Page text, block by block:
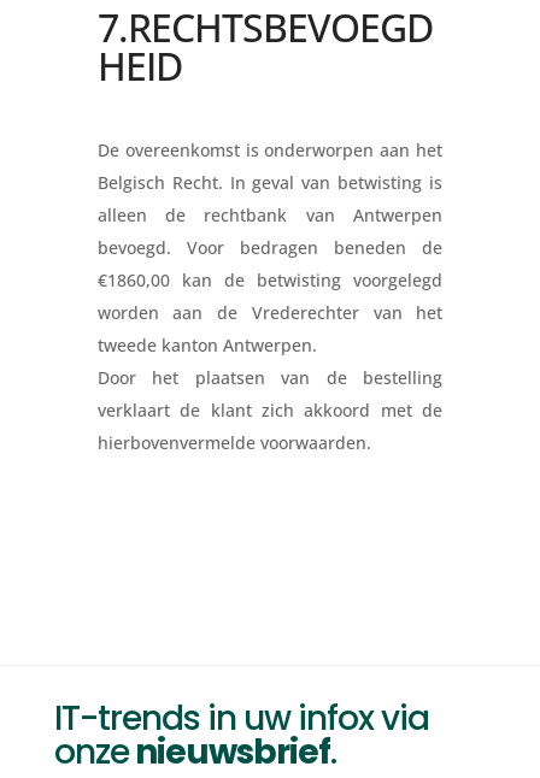
7.RECHTSBEVOEGD
HEID
De overeenkomst is onderworpen aan het
Belgisch Recht. In geval van betwisting is
alleen de rechtbank van Antwerpen
bevoegd. Voor bedragen beneden de
€1860,00 kan de betwisting voorgelegd
worden aan de Vrederechter van het
tweede kanton Antwerpen.
Door het plaatsen van de bestelling
verklaart de klant zich akkoord met de
hierbovenvermelde voorwaarden.
IT-trends in uw infox via
onzenieuwsbrief.